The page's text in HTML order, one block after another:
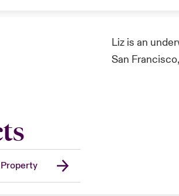
Liz is an
San